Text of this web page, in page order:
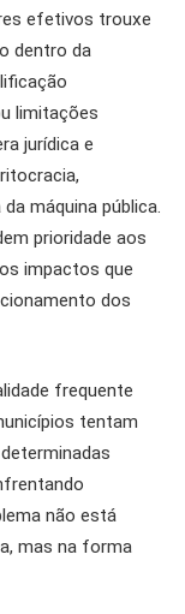
efetivos trouxe
dentro da
limitações
jurídica e
máquina pública.
prioridade aos
impactos que
dos
frequente
tentam
não está
mas na forma